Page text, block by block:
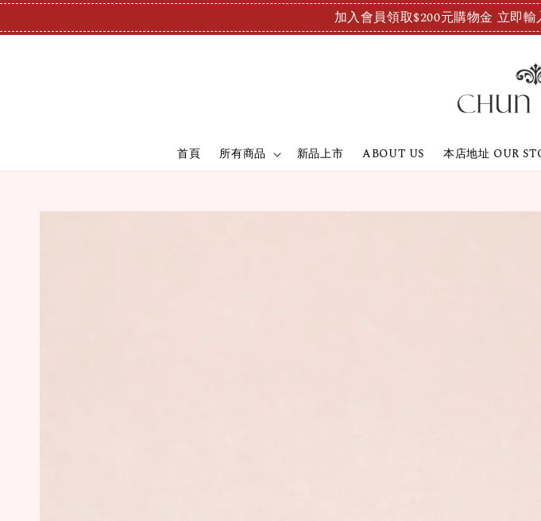
加入會員領取$200元購物金 立即
首頁 所有商品 新品上市 ABOUT US 本店地址 OUR